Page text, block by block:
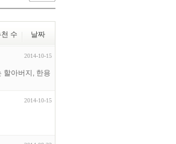
천 수 날짜
2014-10-15
할아버지, 한용
2014-10-15